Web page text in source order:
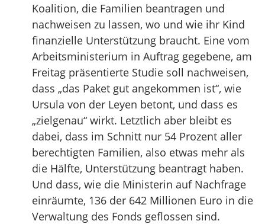
Koalition, die Familien beantragen und
nachweisen zu lassen, wo und wie ihr Kind
finanzielle Unterstützung braucht. Eine vom
Arbeitsministerium in Auftrag gegebene, am
Freitag präsentierte Studie soll nachweisen,
dass „das Paket gut angekommen ist“, wie
Ursula von der Leyen betont, und dass es
„zielgenau“ wirkt. Letztlich aber bleibt es
dabei, dass im Schnitt nur 54 Prozent aller
berechtigten Familien, also etwas mehr als
die Hälfte, Unterstützung beantragt haben.
Und dass, wie die Ministerin auf Nachfrage
einräumte, 136 der 642 Millionen Euro in die
Verwaltung des Fonds geflossen sind.